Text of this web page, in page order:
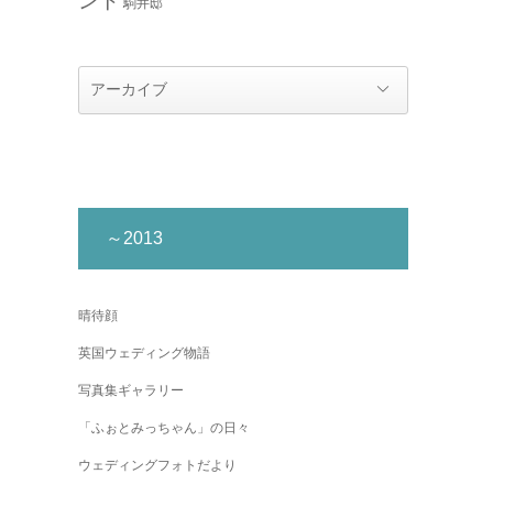
～2013
晴待顔
英国ウェディング物語
写真集ギャラリー
「ふぉとみっちゃん」の日々
ウェディングフォトだより